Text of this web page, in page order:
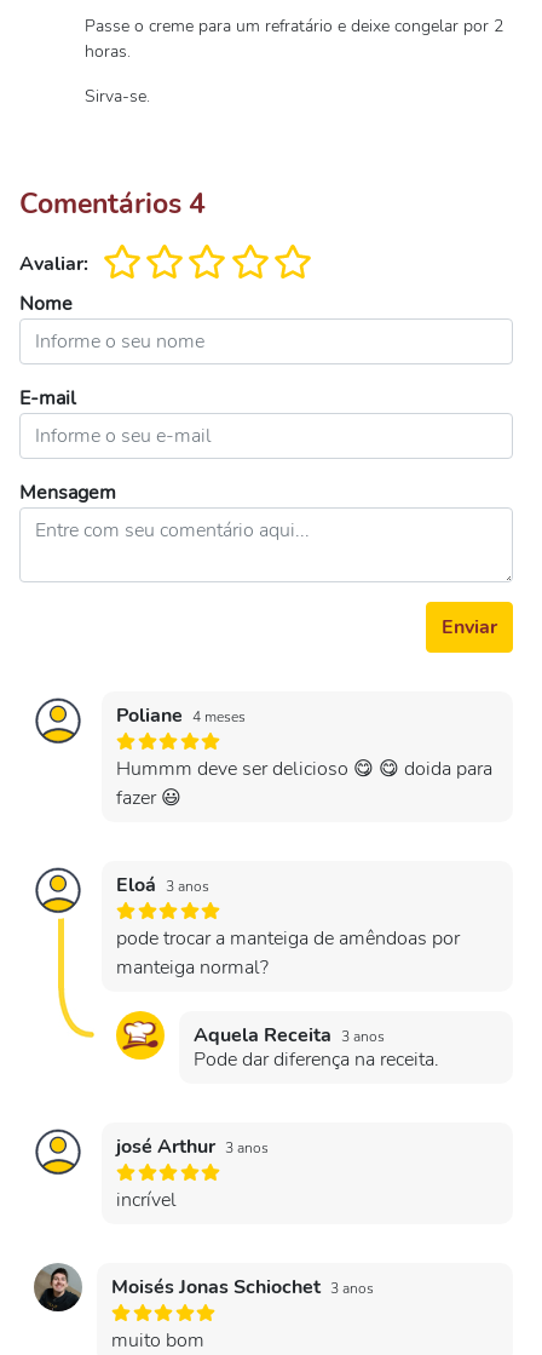
Passe o creme para um refratário e deixe congelar por 2
horas.
Sirva-se.
Comentários4
Avaliar:
Nome
E-mail
Mensagem
Enviar
Poliane 4 meses
Hummm deve ser delicioso 😋 😋 doida para
fazer 😃
Eloá 3 anos
pode trocar a manteiga de amêndoas por
manteiga normal?
Aquela Receita 3 anos
Pode dar diferença na receita.
josé Arthur 3 anos
incrível
Moisés Jonas Schiochet 3 anos
muito bom